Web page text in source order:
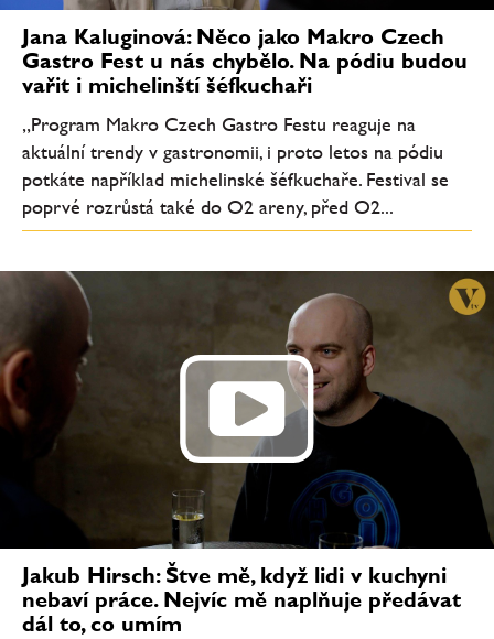
Jana Kaluginová: Něco jako Makro Czech
Gastro Fest u nás chybělo. Na pódiu budou
vařit i michelinští šéfkuchaři
„Program Makro Czech Gastro Festu reaguje na
aktuální trendy v gastronomii, i proto letos na pódiu
potkáte například michelinské šéfkuchaře. Festival se
poprvé rozrůstá také do O2 areny, před O2...
Jakub Hirsch: Štve mě, když lidi v kuchyni
nebaví práce. Nejvíc mě naplňuje předávat
dál to, co umím